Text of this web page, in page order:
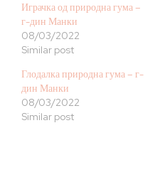
Играчка од природна гума –
г-дин Манки
08/03/2022
Similar post
Глодалка природна гума – г-
дин Манки
08/03/2022
Similar post